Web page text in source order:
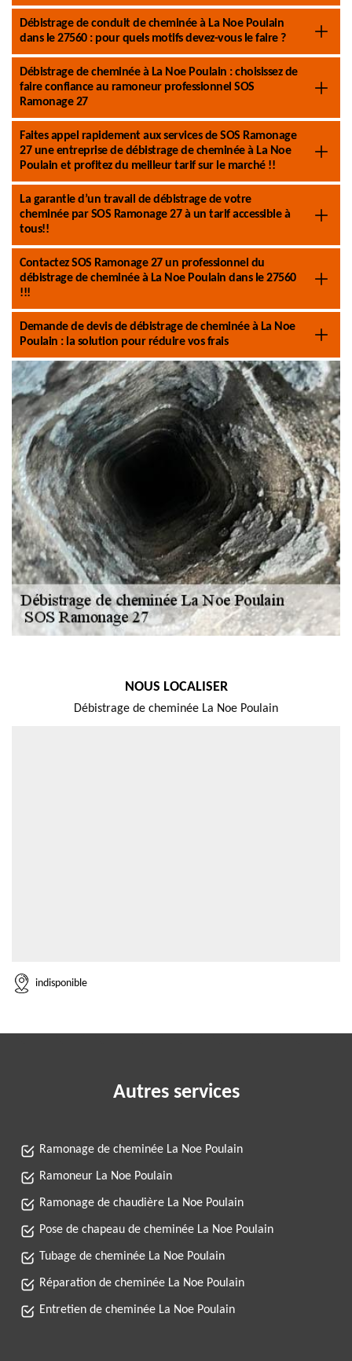
Débistrage de conduit de cheminée à La Noe Poulain
dans le 27560 : pour quels motifs devez-vous le faire ?
Débistrage de cheminée à La Noe Poulain : choisissez de
faire confiance au ramoneur professionnel SOS
Ramonage 27
Faites appel rapidement aux services de SOS Ramonage
27 une entreprise de débistrage de cheminée à La Noe
Poulain et profitez du meilleur tarif sur le marché !!
La garantie d’un travail de débistrage de votre
cheminée par SOS Ramonage 27 à un tarif accessible à
tous!!
Contactez SOS Ramonage 27 un professionnel du
débistrage de cheminée à La Noe Poulain dans le 27560
!!!
Demande de devis de débistrage de cheminée à La Noe
Poulain : la solution pour réduire vos frais
NOUS LOCALISER
Débistrage de cheminée La Noe Poulain
indisponible
Autres services
Ramonage de cheminée La Noe Poulain
Ramoneur La Noe Poulain
Ramonage de chaudière La Noe Poulain
Pose de chapeau de cheminée La Noe Poulain
Tubage de cheminée La Noe Poulain
Réparation de cheminée La Noe Poulain
Entretien de cheminée La Noe Poulain